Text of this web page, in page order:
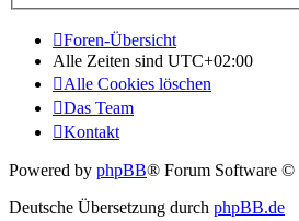
Foren-Übersicht
Alle Zeiten sind UTC+02:00
Alle Cookies löschen
Das Team
Kontakt
Powered by phpBB® Forum Software ©
Deutsche Übersetzung durch phpBB.de